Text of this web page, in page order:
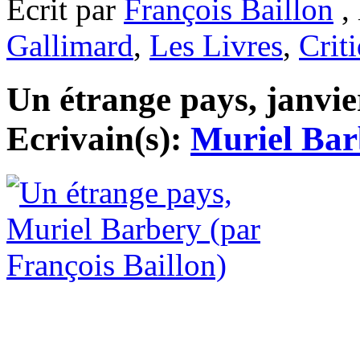
Ecrit par François Baillon ,
Gallimard, Les Livres,
Un étrange pays,
Ecrivain(s): Muriel